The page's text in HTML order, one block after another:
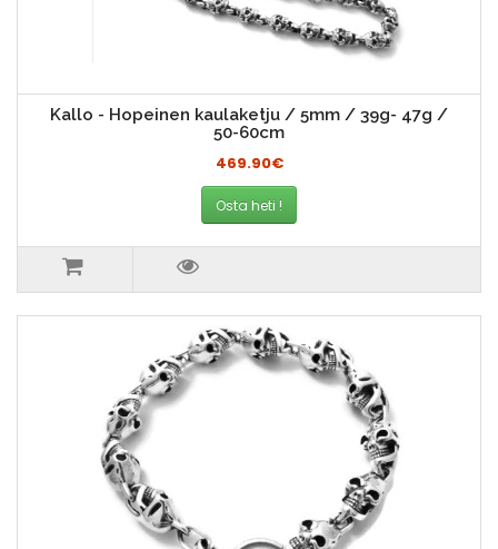
Kallo - Hopeinen kaulaketju / 5mm / 39g- 47g /
50-60cm
469.90€
Osta heti !